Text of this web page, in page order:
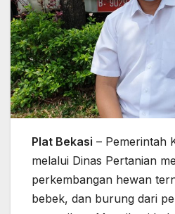
Plat Bekasi – Pemerintah
melalui Dinas Pertanian
perkembangan hewan
bebek, dan burung dari